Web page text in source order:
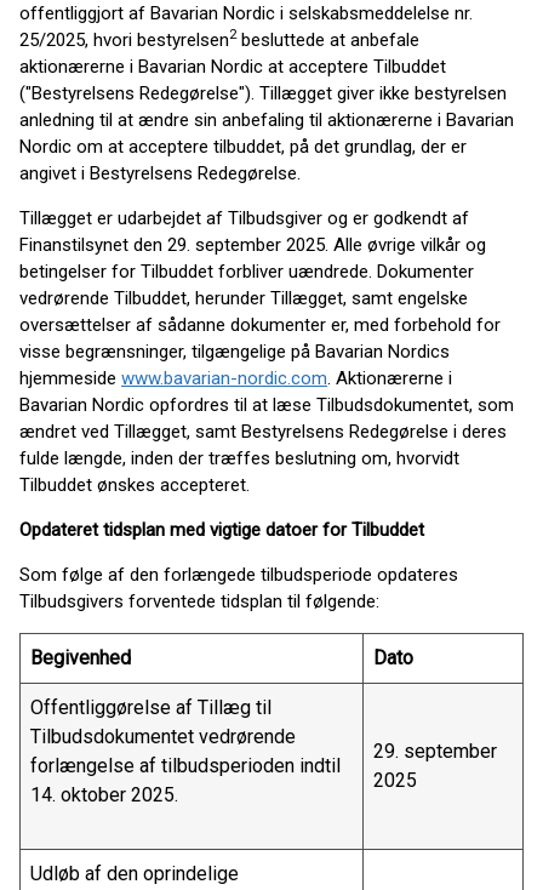
offentliggjort af Bavarian Nordic i selskabsmeddelelse nr.
25/2025, hvori bestyrelsen2besluttede at anbefale
aktionærerne i Bavarian Nordic at acceptere Tilbuddet
("Bestyrelsens Redegørelse"). Tillægget giver ikke bestyrelsen
anledning til at ændre sin anbefaling til aktionærerne i Bavarian
Nordic om at acceptere tilbuddet, på det grundlag, der er
angivet i Bestyrelsens Redegørelse.
Tillægget er udarbejdet af Tilbudsgiver og er godkendt af
Finanstilsynet den 29. september 2025. Alle øvrige vilkår og
betingelser for Tilbuddet forbliver uændrede. Dokumenter
vedrørende Tilbuddet, herunder Tillægget, samt engelske
oversættelser af sådanne dokumenter er, med forbehold for
visse begrænsninger, tilgængelige på Bavarian Nordics
hjemmeside www.bavarian-nordic.com. Aktionærerne i
Bavarian Nordic opfordres til at læse Tilbudsdokumentet, som
ændret ved Tillægget, samt Bestyrelsens Redegørelse i deres
fulde længde, inden der træffes beslutning om, hvorvidt
Tilbuddet ønskes accepteret.
Opdateret tidsplan med vigtige datoer for Tilbuddet
Som følge af den forlængede tilbudsperiode opdateres
Tilbudsgivers forventede tidsplan til følgende:
Begivenhed Dato
Offentliggørelse af Tillæg til
Tilbudsdokumentet vedrørende
forlængelse af tilbudsperioden indtil
14. oktober 2025.
29. september
2025
Udløb af den oprindelige